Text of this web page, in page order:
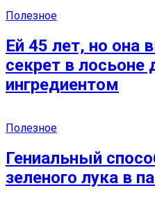
Полезное
Ей 45 лет, но она
секрет в
ингредиентом
Полезное
Гениальный
зеленого лука в